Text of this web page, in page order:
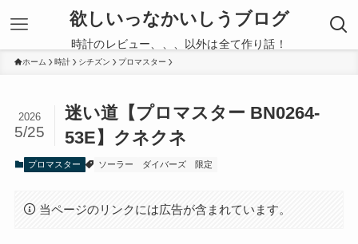
欲しいっなかいしうブログ
時計のレビュー、、、以外は全て作り話！
ホーム 時計 シチズン プロマスター
迷い道【プロマスター BN0264-
53E】クネクネ
2026
5/25
プロマスター ソーラー ダイバーズ 限定
当ページのリンクには広告が含まれています。